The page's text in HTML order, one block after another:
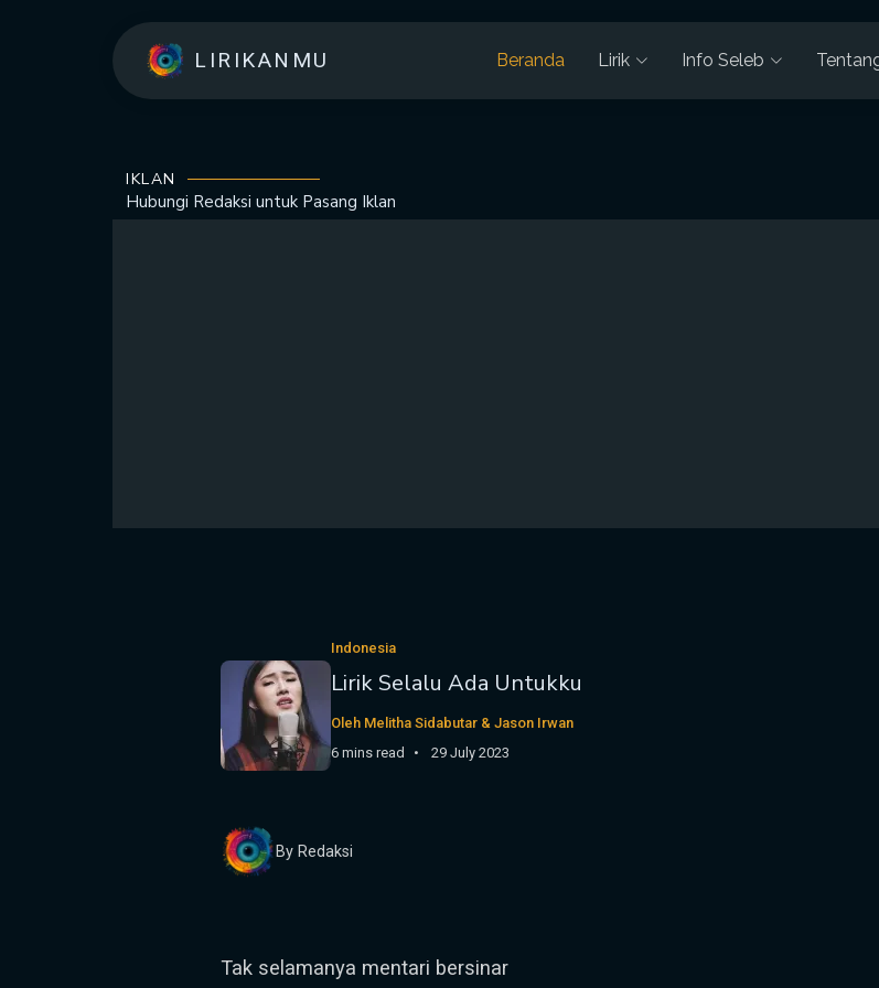
LIRIKANMU Beranda Lirik Info Seleb
IKLAN
Hubungi Redaksi untuk Pasang Iklan
Indonesia
Lirik Selalu Ada Untukku
Oleh Melitha Sidabutar & Jason Irwan
6 mins read
29 July 2023
By Redaksi
Tak selamanya mentari bersinar